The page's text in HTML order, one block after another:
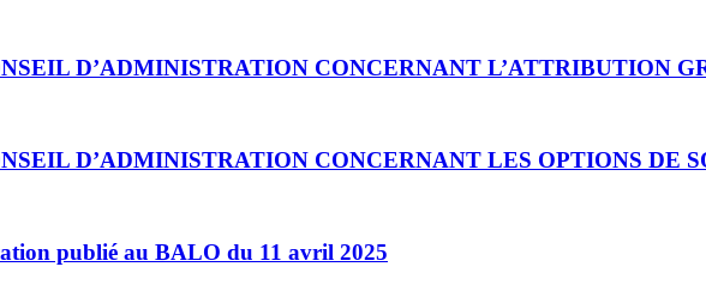
D’ADMINISTRATION CONCERNANT L’ATTRIBUTION
D’ADMINISTRATION CONCERNANT LES OPTIONS DE
publié au BALO du 11 avril 2025